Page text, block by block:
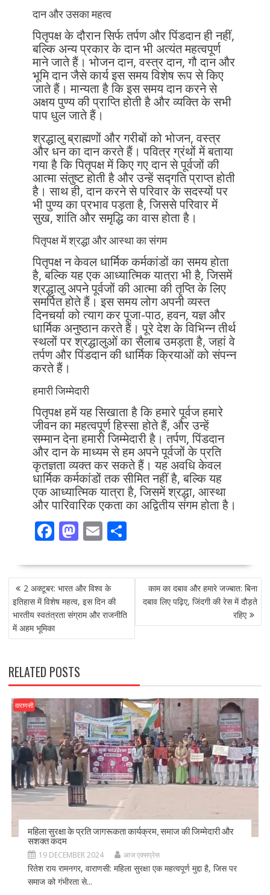
दान और उसका महत्व
पितृपक्ष के दौरान सिर्फ तर्पण और पिंडदान ही नहीं,
बल्कि अन्य प्रकार के दान भी अत्यंत महत्वपूर्ण
माने जाते हैं। भोजन दान, वस्त्र दान, गौ दान और
भूमि दान जैसे कार्य इस समय विशेष रूप से किए
जाते हैं। मान्यता है कि इस समय दान करने से
अक्षय पुण्य की प्राप्ति होती है और व्यक्ति के सभी
पाप धुल जाते हैं।
श्रद्धालु ब्राह्मणों और गरीबों को भोजन, वस्त्र
और धन का दान करते हैं। पवित्र ग्रंथों में बताया
गया है कि पितृपक्ष में किए गए दान से पूर्वजों की
आत्मा संतुष्ट होती है और उन्हें सद्गति प्राप्त होती
है। साथ ही, दान करने से परिवार के सदस्यों पर
भी पुण्य का प्रभाव पड़ता है, जिससे परिवार में
सुख, शांति और समृद्धि का वास होता है।
पितृपक्ष में श्रद्धा और आस्था का संगम
पितृपक्ष न केवल धार्मिक कर्मकांडों का समय होता
है, बल्कि यह एक आध्यात्मिक यात्रा भी है, जिसमें
श्रद्धालु अपने पूर्वजों की आत्मा की तृप्ति के लिए
समर्पित होते हैं। इस समय लोग अपनी व्यस्त
दिनचर्या को त्याग कर पूजा-पाठ, हवन, यज्ञ और
धार्मिक अनुष्ठान करते हैं। पूरे देश के विभिन्न तीर्थ
स्थलों पर श्रद्धालुओं का सैलाब उमड़ता है, जहां वे
तर्पण और पिंडदान की धार्मिक क्रियाओं को संपन्न
करते हैं।
हमारी जिम्मेदारी
पितृपक्ष हमें यह सिखाता है कि हमारे पूर्वज हमारे
जीवन का महत्वपूर्ण हिस्सा होते हैं, और उन्हें
सम्मान देना हमारी जिम्मेदारी है। तर्पण, पिंडदान
और दान के माध्यम से हम अपने पूर्वजों के प्रति
कृतज्ञता व्यक्त कर सकते हैं। यह अवधि केवल
धार्मिक कर्मकांडों तक सीमित नहीं है, बल्कि यह
एक आध्यात्मिक यात्रा है, जिसमें श्रद्धा, आस्था
और पारिवारिक एकता का अद्वितीय संगम होता है।
F
e
b
o
o
k
M
to
d
o
n
E
ai
l
S
ar
POST
NAVIGATION
2 अक्टूबर: भारत और विश्व के
इतिहास में विशेष महत्व, इस दिन की
भारतीय स्वतंत्रता संग्राम और राजनीति
में अहम भूमिका
काम का दबाव और हमारे जज्बात: बिना
दबाव लिए पढ़िए, जिंदगी की रेस में दौड़ते
रहिए
RELATED POSTS
वाराणसी
महिला सुरक्षा के प्रति जागरूकता कार्यक्रम, समाज की जिम्मेदारी और
सशक्त कदम
19 DECEMBER 2024 आज एक्सप्रेस
रितेश राय रामनगर, वाराणसी: महिला सुरक्षा एक महत्वपूर्ण मुद्दा है, जिस पर
समाज को गंभीरता से...